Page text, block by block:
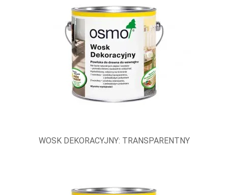
WOSK DEKORACYJNY: TRANSPARENTNY